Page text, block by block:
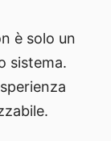
è solo un
sistema.